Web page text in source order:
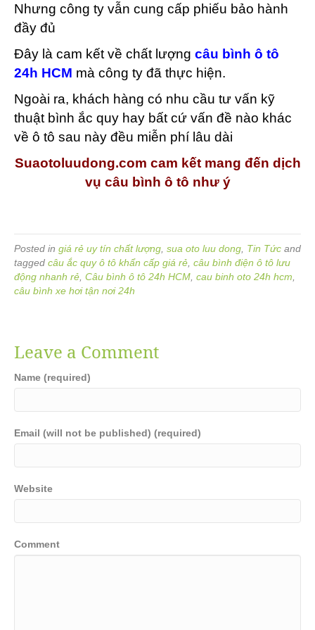
Nhưng công ty vẫn cung cấp phiếu bảo hành
đầy đủ
Đây là cam kết về chất lượng câu bình ô tô
24h HCM mà công ty đã thực hiện.
Ngoài ra, khách hàng có nhu cầu tư vấn kỹ
thuật bình ắc quy hay bất cứ vấn đề nào khác
về ô tô sau này đều miễn phí lâu dài
Suaotoluudong.com cam kết mang đến dịch
vụ câu bình ô tô như ý
Posted in giá rẻ uy tín chất lượng sua oto luu dong Tin Tức and
tagged câu ắc quy ô tô khẩn cấp giá rẻ câu bình điện ô tô lưu
động nhanh rẻ Câu bình ô tô 24h HCM cau binh oto 24h hcm
câu bình xe hơi tận nơi 24h
Leave a Comment
Name (required)
Email (will not be published) (required)
Website
Comment